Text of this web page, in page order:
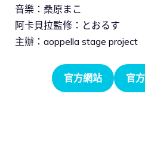
音樂：桑原まこ
阿卡貝拉監修：とおるす
主辦：aoppella stage project
官方網站 官